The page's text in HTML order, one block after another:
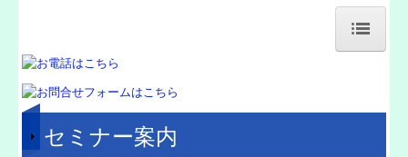
ホーム
業務案内
セミナー案内